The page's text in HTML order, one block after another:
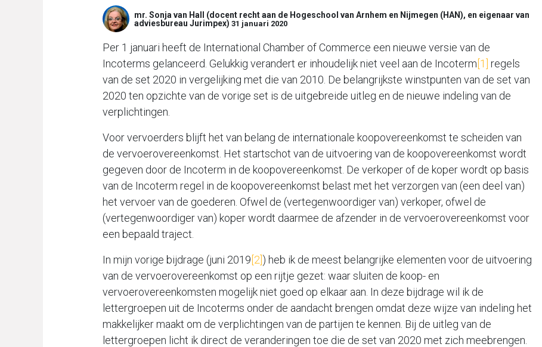
mr. Sonja van Hall (docent recht aan de Hogeschool van Arnhem en Nijmegen (HAN), en eigenaar van
adviesbureau Jurimpex) 31 januari 2020
Per 1 januari heeft de International Chamber of Commerce een nieuwe versie van de
Incoterms gelanceerd. Gelukkig verandert er inhoudelijk niet veel aan de Incoterm [1] regels
van de set 2020 in vergelijking met die van 2010. De belangrijkste winstpunten van de set van
2020 ten opzichte van de vorige set is de uitgebreide uitleg en de nieuwe indeling van de
verplichtingen.
Voor vervoerders blijft het van belang de internationale koopovereenkomst te scheiden van
de vervoerovereenkomst. Het startschot van de uitvoering van de koopovereenkomst wordt
gegeven door de Incoterm in de koopovereenkomst. De verkoper of de koper wordt op basis
van de Incoterm regel in de koopovereenkomst belast met het verzorgen van (een deel van)
het vervoer van de goederen. Ofwel de (vertegenwoordiger van) verkoper, ofwel de
(vertegenwoordiger van) koper wordt daarmee de afzender in de vervoerovereenkomst voor
een bepaald traject.
In mijn vorige bijdrage (juni 2019 [2] ) heb ik de meest belangrijke elementen voor de uitvoering
van de vervoerovereenkomst op een rijtje gezet: waar sluiten de koop- en
vervoerovereenkomsten mogelijk niet goed op elkaar aan. In deze bijdrage wil ik de
lettergroepen uit de Incoterms onder de aandacht brengen omdat deze wijze van indeling het
makkelijker maakt om de verplichtingen van de partijen te kennen. Bij de uitleg van de
lettergroepen licht ik direct de veranderingen toe die de set van 2020 met zich meebrengen.